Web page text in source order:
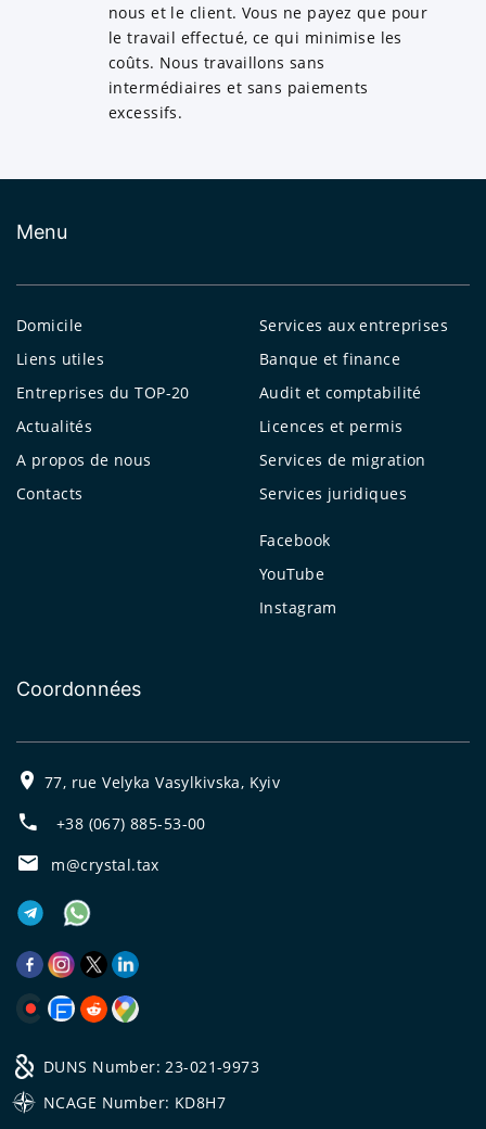
nous et le client. Vous ne payez que pour
le travail effectué, ce qui minimise les
coûts. Nous travaillons sans
intermédiaires et sans paiements
excessifs.
Menu
Domicile
Liens utiles
Entreprises du TOP-20
Actualités
A propos de nous
Contacts
Services aux entreprises
Banque et finance
Audit et comptabilité
Licences et permis
Services de migration
Services juridiques
Facebook
YouTube
Instagram
Coordonnées
77, rue Velyka Vasylkivska, Kyiv
+38 (067) 885-53-00
m@crystal.tax
DUNS Number: 23-021-9973
NCAGE Number: KD8H7